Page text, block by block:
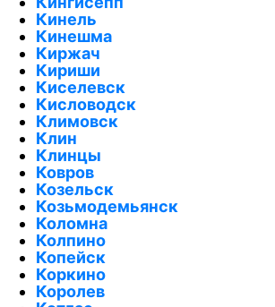
Кинель
Кинешма
Киржач
Кириши
Киселевск
Кисловодск
Климовск
Клин
Клинцы
Ковров
Козельск
Козьмодемьянск
Коломна
Колпино
Копейск
Коркино
Королев